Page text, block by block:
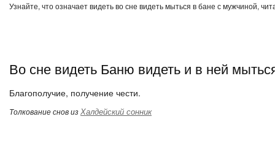
Узнайте, что означает видеть во сне видеть мыться в бане с мужчиной,
Во сне видеть Баню видеть и в ней
Благополучие, получение чести.
Толкование снов изХалдейский сонник